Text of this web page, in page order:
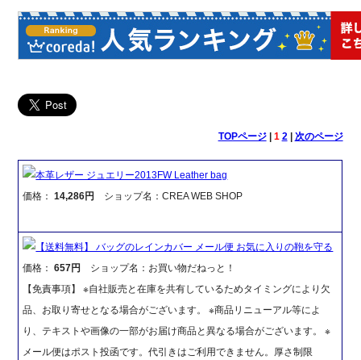
TOPページ| 1 2| 次のページ
本革レザー ジュエリー2013FW Leather bag
価格：14,286円 ショップ名：CREA WEB SHOP
【送料無料】 バッグのレインカバー メール便 お気に入りの鞄を守る
価格：657円
ショップ名：お買い物だねっと！
【免責事項】 ※自社販売と在庫を共有しているためタイミングにより欠
品、お取り寄せとなる場合がございます。 ※商品リニューアル等によ
り、テキストや画像の一部がお届け商品と異なる場合がございます。 ※
メール便はポスト投函です。代引きはご利用できません。厚さ制限